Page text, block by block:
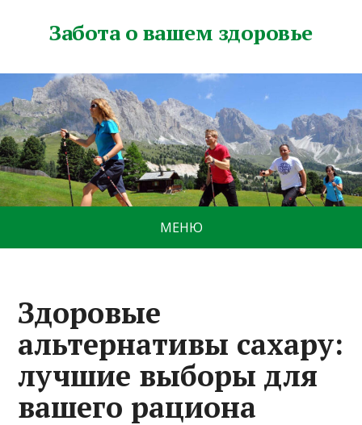
Забота о вашем здоровье
МЕНЮ
Здоровые
альтернативы сахару:
лучшие выборы для
вашего рациона